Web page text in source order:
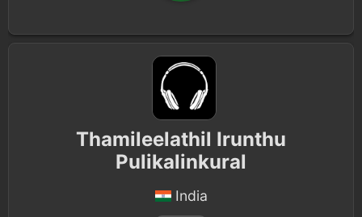
Thamileelathil Irunthu
Pulikalinkural
India